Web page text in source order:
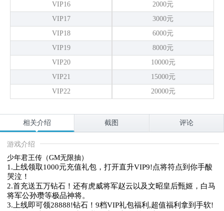
VIP16
2000元
VIP17
3000元
VIP18
6000元
VIP19
8000元
VIP20
10000元
VIP21
15000元
VIP22
20000元
相关介绍 截图 评论
游戏介绍
少年君王传（GM无限抽）
1.上线领取1000元充值礼包，打开直升VIP9!点将符点到你手酸
哭泣！
2.首充送五万钻石！还有虎威将军赵云以及文昭皇后甄姬，白马
将军公孙瓒等极品神将。
3.上线即可领28888!钻石！9档VIP礼包福利,超值福利拿到手软!